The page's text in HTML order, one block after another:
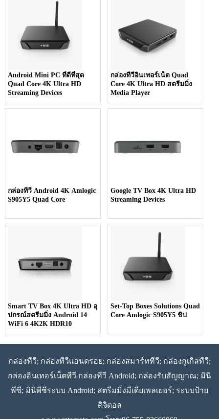
Android Mini PC ที่ดีที่สุด
Quad Core 4K Ultra HD
Streaming Devices
กล่องทีวีอินเทอร์เน็ต Quad
Core 4K Ultra HD สตรีมมิ่ง
Media Player
กล่องทีวี Android 4K Amlogic
S905Y5 Quad Core
Google TV Box 4K Ultra HD
Streaming Devices
Smart TV Box 4K Ultra HD อุ
ปกรณ์สตรีมมิ่ง Android 14
WiFi 6 4K2K HDR10
Set-Top Boxes Solutions Quad
Core Amlogic S905Y5 ชิป
กล่องทีวี; กล่องทีวีแอนดรอย; กล่องสมาร์ททีวี; กล่องกูเกิลทีวี;
กล่องอินเทอร์เน็ตทีวี กล่องทีวี Android; กล่องรับสัญญาณ; มินิ
พีซี; มินิพีซีระบบ Android; สตรีมมิ่งมีเดียเพลเยอร์; ระบบป้าย
ดิจิตอล